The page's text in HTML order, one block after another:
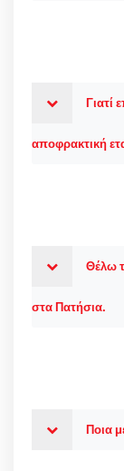
Γιατί
αποφρακτική
Θέλω
στα Πατήσια.
Ποια